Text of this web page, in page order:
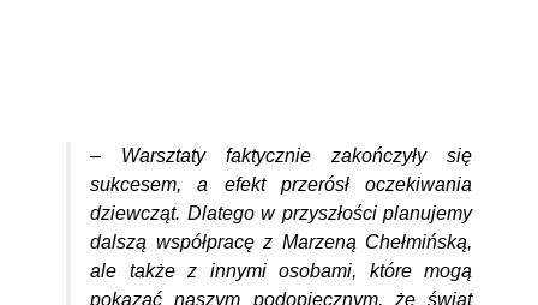
– Warsztaty faktycznie zakończyły się
sukcesem, a efekt przerósł oczekiwania
dziewcząt. Dlatego w przyszłości planujemy
dalszą współpracę z Marzeną Chełmińską,
ale także z innymi osobami, które mogą
pokazać naszym podopiecznym, że świat